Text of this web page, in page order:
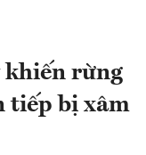
khiến rừng
tiếp bị xâm